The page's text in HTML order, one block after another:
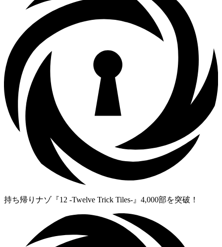
持ち帰りナゾ『12 -Twelve Trick Tiles-』4,000部を突破！